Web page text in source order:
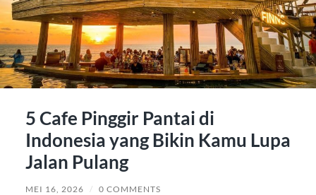
5 Cafe Pinggir Pantai di
Indonesia yang Bikin Kamu Lupa
Jalan Pulang
MEI 16, 2026 / 0 COMMENTS